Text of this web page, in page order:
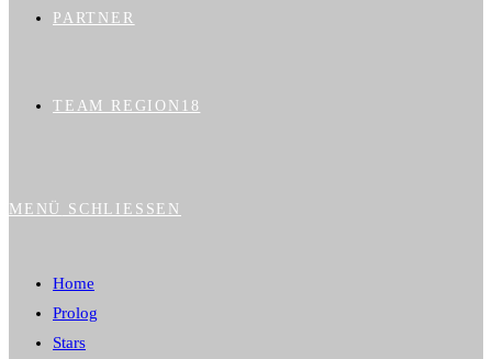
PARTNER
TEAM REGION18
MENÜ SCHLIESSEN
Home
Prolog
Stars